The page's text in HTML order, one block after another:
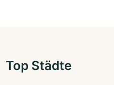
Top Städte